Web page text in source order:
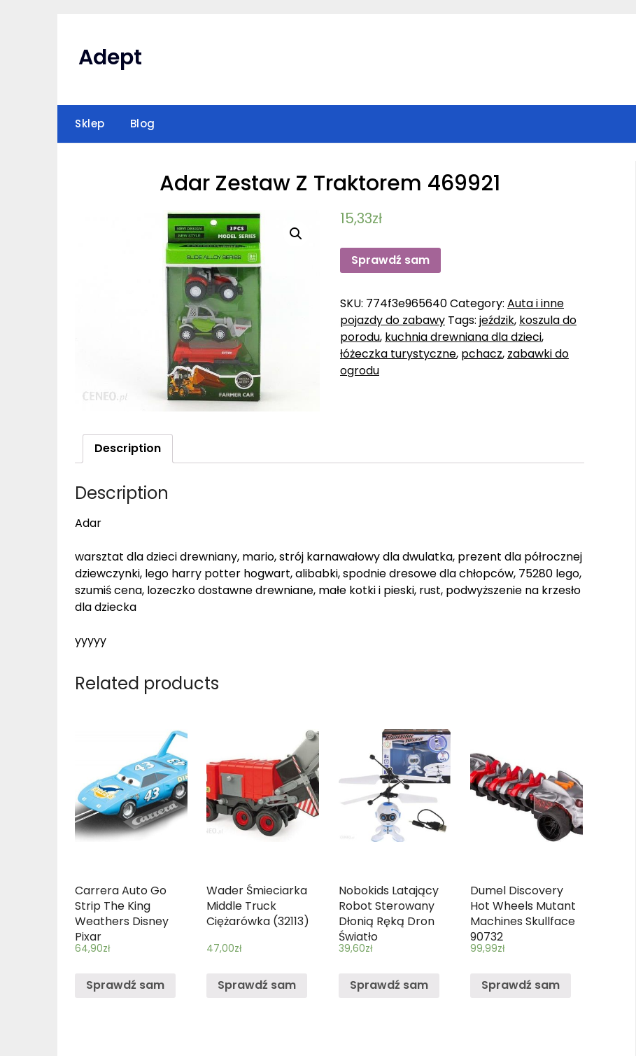
Adept
Sklep Blog
Adar Zestaw Z Traktorem 469921
15,33zł
Sprawdź sam
SKU: 774f3e965640Category: Auta i inne
pojazdy do zabawy Tags: jeździk, koszula do
porodu, kuchnia drewniana dla dzieci,
łóżeczka turystyczne, pchacz, zabawki do
ogrodu
Description
Description
Adar
warsztat dla dzieci drewniany, mario, strój karnawałowy dla dwulatka, prezent dla półrocznej
dziewczynki, lego harry potter hogwart, alibabki, spodnie dresowe dla chłopców, 75280 lego,
szumiś cena, lozeczko dostawne drewniane, małe kotki i pieski, rust, podwyższenie na krzesło
dla dziecka
yyyyy
Related products
Carrera Auto Go
Strip The King
Weathers Disney
Pixar
64,90zł
Sprawdź sam
Wader Śmieciarka
Middle Truck
Ciężarówka (32113)
47,00zł
Sprawdź sam
Nobokids Latający
Robot Sterowany
Dłonią Ręką Dron
Światło
39,60zł
Sprawdź sam
Dumel Discovery
Hot Wheels Mutant
Machines Skullface
90732
99,99zł
Sprawdź sam